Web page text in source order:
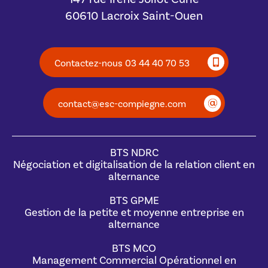
60610 Lacroix Saint-Ouen
Contactez-nous 03 44 40 70 53
contact@esc-compiegne.com
BTS NDRC
Négociation et digitalisation de la relation client en
alternance
BTS GPME
Gestion de la petite et moyenne entreprise en
alternance
BTS MCO
Management Commercial Opérationnel en